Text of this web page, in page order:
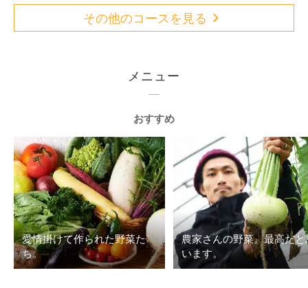
その他のコースを見る
メニュー
おすすめ
愛情掛けて作られた野菜た
ち。
農家さんの野菜。最高だと
います。